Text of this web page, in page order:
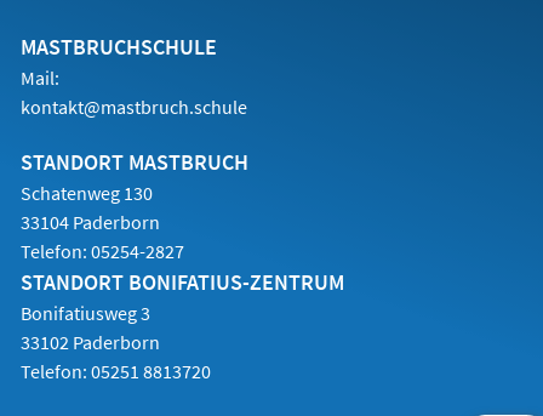
Tab)
MASTBRUCHSCHULE
Mail:
kontakt@mastbruch.schule
STANDORT MASTBRUCH
Schatenweg 130
33104 Paderborn
Telefon: 05254-2827
STANDORT BONIFATIUS-ZENTRUM
Bonifatiusweg 3
33102 Paderborn
Telefon: 05251 8813720